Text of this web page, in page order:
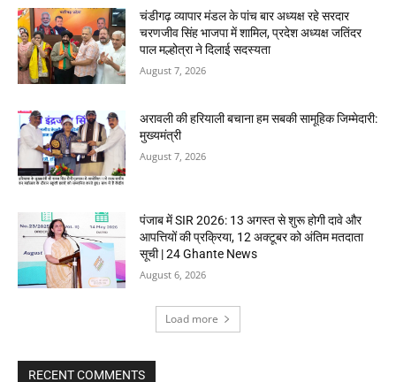
चंडीगढ़ व्यापार मंडल के पांच बार अध्यक्ष रहे सरदार
चरणजीव सिंह भाजपा में शामिल, प्रदेश अध्यक्ष जतिंदर
पाल मल्होत्रा ने दिलाई सदस्यता
August 7, 2026
अरावली की हरियाली बचाना हम सबकी सामूहिक जिम्मेदारी:
मुख्यमंत्री
August 7, 2026
पंजाब में SIR 2026: 13 अगस्त से शुरू होगी दावे और
आपत्तियों की प्रक्रिया, 12 अक्टूबर को अंतिम मतदाता
सूची | 24 Ghante News
August 6, 2026
Load more
RECENT COMMENTS